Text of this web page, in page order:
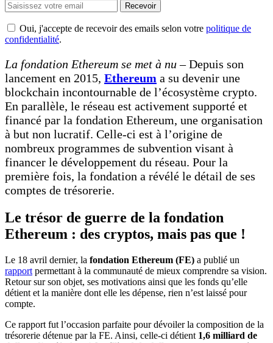
Recevoir
Oui, j'accepte de recevoir des emails selon votre politique de
confidentialité.
La fondation Ethereum se met à nu –Depuis son
lancement en 2015, Ethereum a su devenir une
blockchain incontournable de l’écosystème crypto.
En parallèle, le réseau est activement supporté et
financé par la fondation Ethereum, une organisation
à but non lucratif. Celle-ci est à l’origine de
nombreux programmes de subvention visant à
financer le développement du réseau. Pour la
première fois, la fondation a révélé le détail de ses
comptes de trésorerie.
Le trésor de guerre de la fondation
Ethereum : des cryptos, mais pas que !
Le 18 avril dernier, la fondation Ethereum (FE) a publié un
rapport permettant à la communauté de mieux comprendre sa vision.
Retour sur son objet, ses motivations ainsi que les fonds qu’elle
détient et la manière dont elle les dépense, rien n’est laissé pour
compte.
Ce rapport fut l’occasion parfaite pour dévoiler la composition de la
trésorerie détenue par la FE. Ainsi, celle-ci détient 1,6 milliard de